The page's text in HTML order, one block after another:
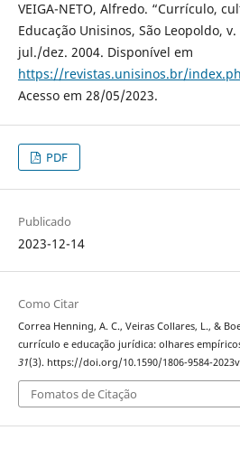
VEIGA-NETO, Alfredo. “Currículo,
Educação Unisinos, São Leopoldo,
jul./dez. 2004. Disponível em
https://revistas.unisinos.br/
Acesso em 28/05/2023.
PDF
Publicado
2023-12-14
Como Citar
Correa Henning, A. C., Veiras Collares, L., &
currículo e educação jurídica: olhares
31(3). https://doi.org/10.1590/1806-9584-
Fomatos de Citação